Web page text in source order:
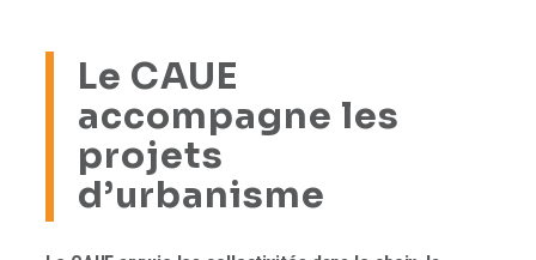
Le CAUE
accompagne les
projets
d’urbanisme